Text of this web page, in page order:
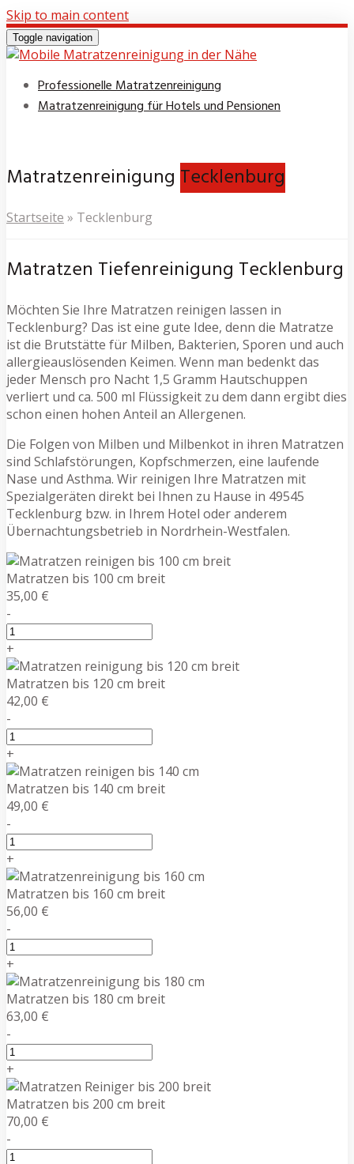
Skip to main content
Toggle navigation
Professionelle Matratzenreinigung
Matratzenreinigung für Hotels und Pensionen
Matratzenreinigung Tecklenburg
Startseite » Tecklenburg
Matratzen Tiefenreinigung Tecklenburg
Möchten Sie Ihre Matratzen reinigen lassen in
Tecklenburg? Das ist eine gute Idee, denn die Matratze
ist die Brutstätte für Milben, Bakterien, Sporen und auch
allergieauslösenden Keimen. Wenn man bedenkt das
jeder Mensch pro Nacht 1,5 Gramm Hautschuppen
verliert und ca. 500 ml Flüssigkeit zu dem dann ergibt dies
schon einen hohen Anteil an Allergenen.
Die Folgen von Milben und Milbenkot in ihren Matratzen
sind Schlafstörungen, Kopfschmerzen, eine laufende
Nase und Asthma. Wir reinigen Ihre Matratzen mit
Spezialgeräten direkt bei Ihnen zu Hause in 49545
Tecklenburg bzw. in Ihrem Hotel oder anderem
Übernachtungsbetrieb in Nordrhein-Westfalen.
Matratzen bis 100 cm breit
35,00 €
-
+
Matratzen bis 120 cm breit
42,00 €
-
+
Matratzen bis 140 cm breit
49,00 €
-
+
Matratzen bis 160 cm breit
56,00 €
-
+
Matratzen bis 180 cm breit
63,00 €
-
+
Matratzen bis 200 cm breit
70,00 €
-